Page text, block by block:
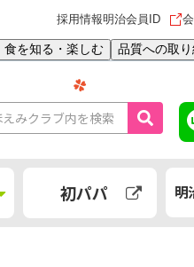
食を知る・楽しむ 品質への取
採用情報明治会員ID
初パパ 明